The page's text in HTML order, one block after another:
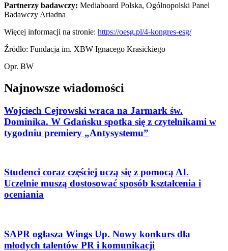
Partnerzy badawczy: Mediaboard Polska, Ogólnopolski Panel
Badawczy Ariadna
Więcej informacji na stronie: https://oesg.pl/4-kongres-esg/
Źródło: Fundacja im. XBW Ignacego Krasickiego
Opr. BW
Najnowsze wiadomości
Wojciech Cejrowski wraca na Jarmark św.
Dominika. W Gdańsku spotka się z czytelnikami w
tygodniu premiery „Antysystemu”
Studenci coraz częściej uczą się z pomocą AI.
Uczelnie muszą dostosować sposób kształcenia i
oceniania
SAPR ogłasza Wings Up. Nowy konkurs dla
młodych talentów PR i komunikacji